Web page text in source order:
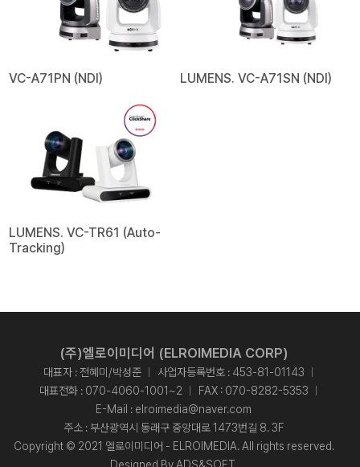
VC-A71PN (NDI) LUMENS. VC-A71SN (NDI)
LUMENS. VC-TR61 (Auto-
Tracking)
(주)엘로이미디어 (ELROIMEDIA CORP)
대표자 : 전혜미/박성준
사업자등록번호 : 453-81-01143
대표전화 : 070-4060-1001~2
FAX : 070-8282-5353
E-Mail : elroimedia@naver.com
주소 : 부산광역시 동래구 중앙대로 1473번길 8. 3F
Copyright © 2021 엘로이미디어 - ELROIMEDIA. All rights reserved.
Designed By ADS&SOFT